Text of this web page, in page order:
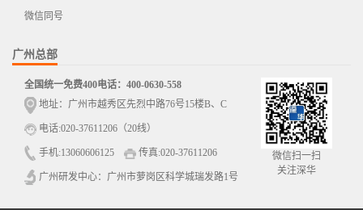
微信同号
广州总部
全国统一免费400电话：400-0630-558
地址：广州市越秀区先烈中路76号15楼B、C
电话:020-37611206（20线）
手机:13060606125 传真:020-37611206
广州研发中心：广州市萝岗区科学城瑞发路1号
微信扫一扫
关注深华